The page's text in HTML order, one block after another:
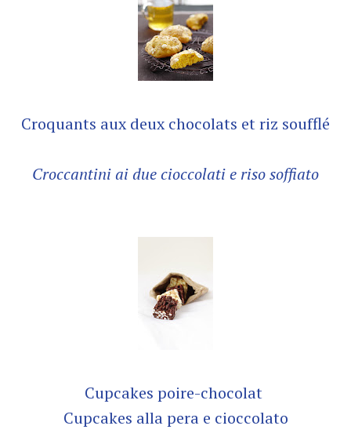
Croquants aux deux chocolats et riz soufflé
Croccantini ai due cioccolati e riso soffiato
Cupcakes poire-chocolat
Cupcakes alla pera e cioccolato